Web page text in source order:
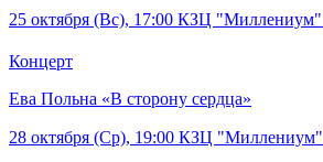
25 октября (Вс), 17:00 КЗЦ "Миллениум"
Концерт
Ева Польна «В сторону сердца»
28 октября (Ср), 19:00 КЗЦ "Миллениум"